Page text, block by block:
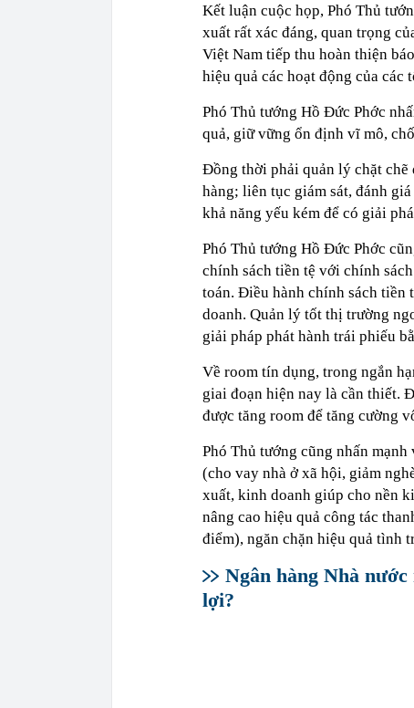
Kết luận cuộc họp, Phó Thủ
xuất rất xác đáng, quan trọng
Việt Nam tiếp thu hoàn thiện
hiệu quả các hoạt động của
Phó Thủ tướng Hồ Đức Phớc
quả, giữ vững ổn định vĩ mô,
Đồng thời phải quản lý chặt chẽ
hàng; liên tục giám sát, đánh
khả năng yếu kém để có giải
Phó Thủ tướng Hồ Đức Phớc
chính sách tiền tệ với chính
toán. Điều hành chính sách tiền
doanh. Quản lý tốt thị trường
giải pháp phát hành trái phiếu
Về room tín dụng, trong ngắn
giai đoạn hiện nay là cần thiết.
được tăng room để tăng cường
Phó Thủ tướng cũng nhấn
(cho vay nhà ở xã hội, giảm
xuất, kinh doanh giúp cho nền
nâng cao hiệu quả công tác
điểm), ngăn chặn hiệu quả tình
Ngân hàng Nhà
lợi?